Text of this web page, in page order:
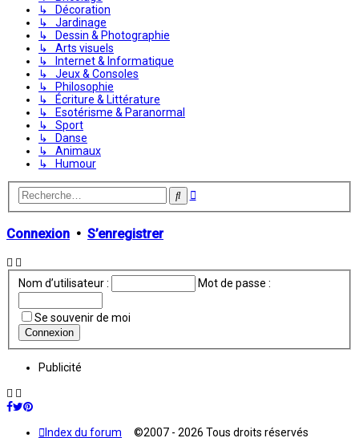
↳ Décoration
↳ Jardinage
↳ Dessin & Photographie
↳ Arts visuels
↳ Internet & Informatique
↳ Jeux & Consoles
↳ Philosophie
↳ Écriture & Littérature
↳ Esotérisme & Paranormal
↳ Sport
↳ Danse
↳ Animaux
↳ Humour
Rechercher
Recherche
Connexion • S’enregistrer
Nom d’utilisateur : Mot de passe :
Se souvenir de moi
Publicité
Index du forum ©2007 - 2026 Tous droits réservés